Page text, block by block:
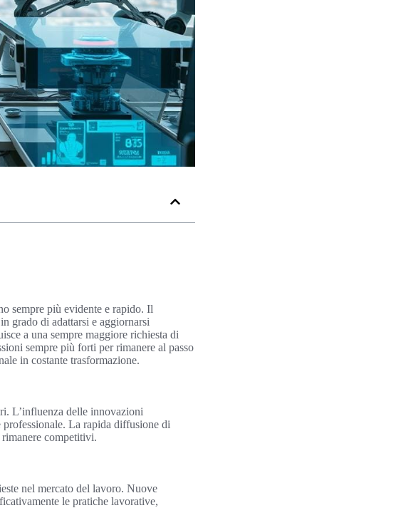
sempre più evidente e rapido. Il
grado di adattarsi e aggiornarsi
a una sempre maggiore richiesta di
sempre più forti per rimanere al passo
in costante trasformazione.
L’influenza delle innovazioni
La rapida diffusione di
competitivi.
nel mercato del lavoro. Nuove
le pratiche lavorative,